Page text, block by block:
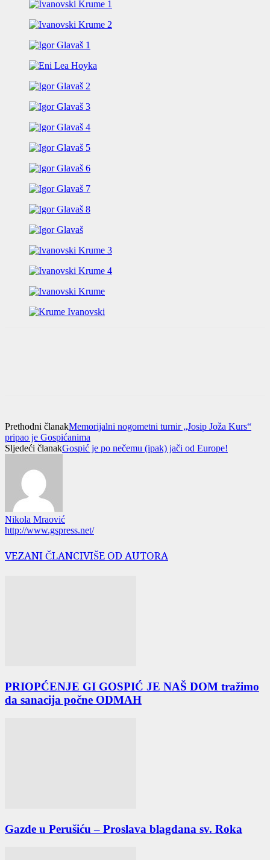
Prethodni članakMemorijalni nogometni turnir „Josip Joža Kurs“
pripao je Gospićanima
Sljedeći članakGospić je po nečemu (ipak) jači od Europe!
Nikola Mraović
http://www.gspress.net/
VEZANI ČLANCIVIŠE OD AUTORA
PRIOPĆENJE GI GOSPIĆ JE NAŠ DOM tražimo
da sanacija počne ODMAH
Gazde u Perušiću – Proslava blagdana sv. Roka